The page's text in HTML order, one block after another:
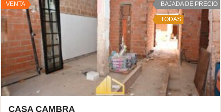
VENTA BAJADA DE PRECIO
TODAS
CASA CAMBRA